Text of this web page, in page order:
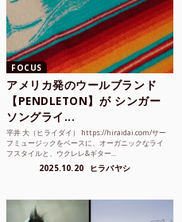
FOCUS
アメリカ発のウールブランド
【PENDLETON】が シンガー
ソングライ...
平井 大（ヒライダイ） https://hiraidai.com/サー
フミュージックをベースに、オーガニックなライ
フスタイルと、ウクレレ&ギター...
2025.10.20 ヒラバヤシ